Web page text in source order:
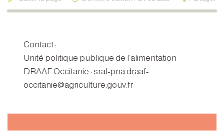
Contact :
Unité politique publique de l’alimentation –
DRAAF Occitanie : sral-pna.draaf-
occitanie@agriculture.gouv.fr